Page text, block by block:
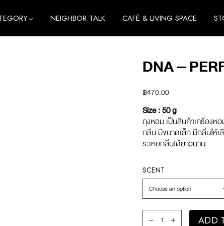
NEIGHBOR TALK CAFÉ & LIVING SPACE
DNA –
฿470.00
Size : 50 g
ถุงหอม เป็นสินค้าเครื่องหอ
กลิ่น มีขนาดเล็ก มีกลิ่นให้เ
ระเหยกลิ่นได้ยาวนาน
SCENT
Choose an option
DNA - Perfume Bag /
ADD